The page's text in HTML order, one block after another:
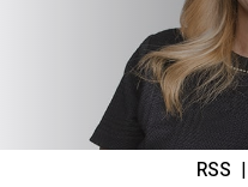
|
RSS